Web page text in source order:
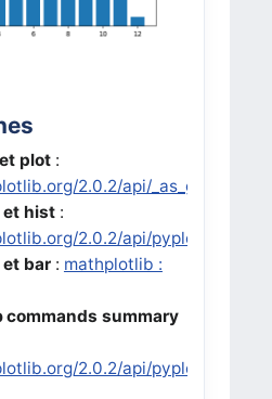
plot:
2.0.2/api/_as_gen/
et hist:
2.0.2/api/
bar: mathplotlib :
commands summary
2.0.2/api/